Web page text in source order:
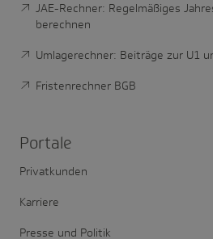
JAE-Rechner: Regelmäßiges
berechnen
Umlagerechner: Beiträge zur U1
Fristenrechner BGB
Portale
Privatkunden
Karriere
Presse und Politik